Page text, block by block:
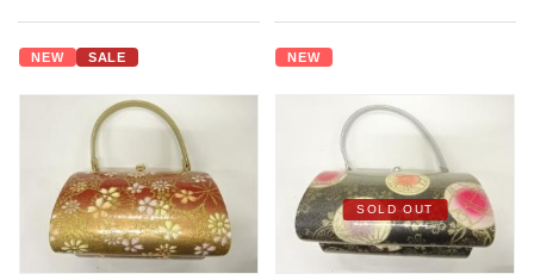
NEW SALE NEW
SOLD OUT